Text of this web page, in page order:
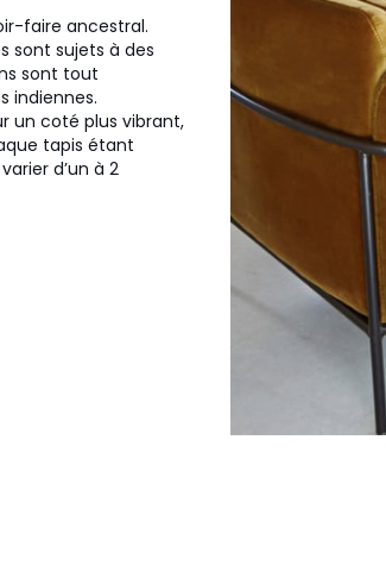
faire ancestral.
sont sujets à des
sont tout
indiennes.
un coté plus vibrant,
tapis étant
d’un à 2